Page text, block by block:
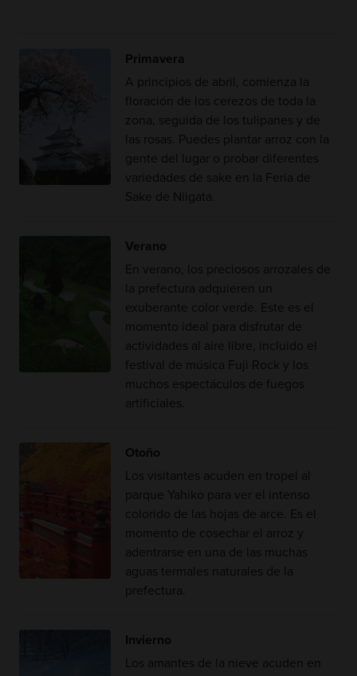
Primavera
A principios de abril, comienza la
floración de los cerezos de toda la
zona, seguida de los tulipanes y de
las rosas. Puedes plantar arroz con la
gente del lugar o probar diferentes
variedades de sake en la Feria de
Sake de Niigata.
Verano
En verano, los preciosos arrozales de
la prefectura adquieren un
exuberante color verde. Este es el
momento ideal para disfrutar de
actividades al aire libre, incluido el
festival de música Fuji Rock y los
muchos espectáculos de fuegos
artificiales.
Otoño
Los visitantes acuden en tropel al
parque Yahiko para ver el intenso
colorido de las hojas de arce. Es el
momento de cosechar el arroz y
adentrarse en una de las muchas
aguas termales naturales de la
prefectura.
Invierno
Los amantes de la nieve acuden en